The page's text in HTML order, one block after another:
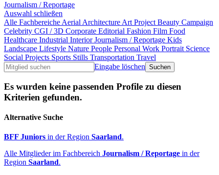
Journalism / Reportage
Auswahl schließen
Alle Fachbereiche Aerial Architecture Art Project Beauty Campaign
Celebrity CGI / 3D Corporate Editorial Fashion Film Food
Healthcare Industrial InteriorJournalism / Reportage Kids
Landscape Lifestyle Nature People Personal Work Portrait Science
Social Projects Sports Stills Transportation Travel
Eingabe löschen
Es wurden keine passenden Profile zu diesen
Kriterien gefunden.
Alternative Suche
BFF Juniors in der Region Saarland.
Alle Mitglieder im Fachbereich Journalism / Reportage in der
Region Saarland.